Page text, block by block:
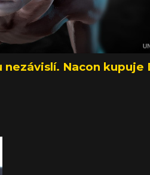
nezávislí. Nacon kupuje